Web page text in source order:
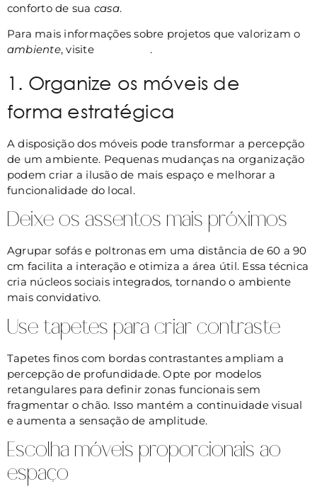
conforto de sua casa.
Para mais informações sobre projetos que valorizam o
ambiente, visite .
1. Organize os móveis de
forma estratégica
A disposição dos móveis pode transformar a percepção
de um ambiente. Pequenas mudanças na organização
podem criar a ilusão de mais espaço e melhorar a
funcionalidade do local.
Deixe os assentos mais próximos
Agrupar sofás e poltronas em uma distância de 60 a 90
cm facilita a interação e otimiza a área útil. Essa técnica
cria núcleos sociais integrados, tornando o ambiente
mais convidativo.
Use tapetes para criar contraste
Tapetes finos com bordas contrastantes ampliam a
percepção de profundidade. Opte por modelos
retangulares para definir zonas funcionais sem
fragmentar o chão. Isso mantém a continuidade visual
e aumenta a sensação de amplitude.
Escolha móveis proporcionais ao
espaço